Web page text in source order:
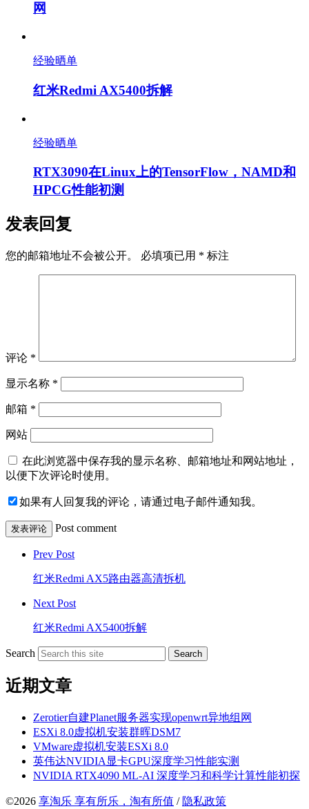
网
经验晒单
红米Redmi AX5400拆解
经验晒单
RTX3090在Linux上的TensorFlow，NAMD和
HPCG性能初测
发表回复
您的邮箱地址不会被公开。 必填项已用 * 标注
评论 *
显示名称 *
邮箱 *
网站
在此浏览器中保存我的显示名称、邮箱地址和网站地址，
以便下次评论时使用。
如果有人回复我的评论，请通过电子邮件通知我。
Post comment
Prev Post
红米Redmi AX5路由器高清拆机
Next Post
红米Redmi AX5400拆解
Search Search
近期文章
Zerotier自建Planet服务器实现openwrt异地组网
ESXi 8.0虚拟机安装群晖DSM7
VMware虚拟机安装ESXi 8.0
英伟达NVIDIA显卡GPU深度学习性能实测
NVIDIA RTX4090 ML-AI 深度学习和科学计算性能初探
©2026 享淘乐 享有所乐，淘有所值 / 隐私政策